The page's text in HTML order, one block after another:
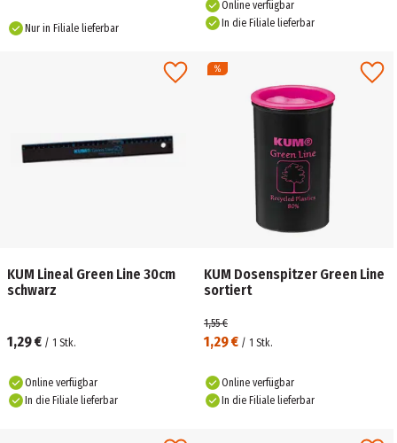
Nur in Filiale lieferbar
Online verfügbar
In die Filiale lieferbar
KUM Lineal Green Line 30cm
schwarz
1,29 € / 1 Stk.
Online verfügbar
In die Filiale lieferbar
KUM Dosenspitzer Green Line
sortiert
1,29 € / 1 Stk.
1,55 €
Online verfügbar
In die Filiale lieferbar